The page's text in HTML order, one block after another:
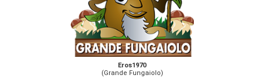
Eros1970
(Grande Fungaiolo)